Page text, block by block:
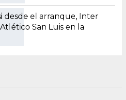
desde el arranque, Inter
San Luis en la